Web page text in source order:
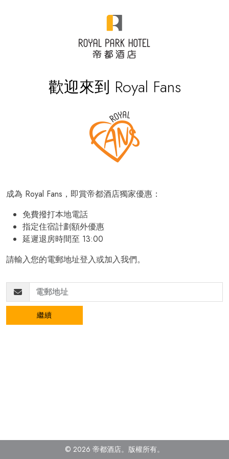
歡迎來到 Royal Fans
成為 Royal Fans，即賞帝都酒店獨家優惠：
免費撥打本地電話
指定住宿計劃額外優惠
延遲退房時間至 13:00
請輸入您的電郵地址登入或加入我們。
繼續
© 2026 帝都酒店。版權所有。